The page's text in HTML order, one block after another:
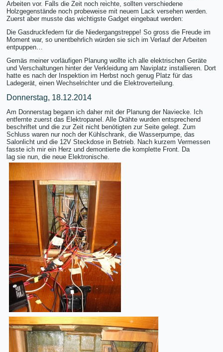
Arbeiten vor. Falls die Zeit noch reichte, sollten verschiedene
Holzgegenstände noch probeweise mit neuem Lack versehen werden.
Zuerst aber musste das wichtigste Gadget eingebaut werden:
Die Gasdruckfedern für die Niedergangstreppe! So gross die Freude im
Moment war, so unentbehrlich würden sie sich im Verlauf der Arbeiten
entpuppen…
Gemäs meiner vorläufigen Planung wollte ich alle elektrischen Geräte
und Verschaltungen hinter der Verkleidung am Naviplatz installieren. Dort
hatte es nach der Inspektion im Herbst noch genug Platz für das
Ladegerät, einen Wechselrichter und die Elektroverteilung.
Donnerstag, 18.12.2014
Am Donnerstag begann ich daher mit der Planung der Naviecke. Ich
entfernte zuerst das Elektropanel. Alle Drähte wurden entsprechend
beschriftet und die zur Zeit nicht benötigten zur Seite gelegt. Zum
Schluss waren nur noch der Kühlschrank, die Wasserpumpe, das
Salonlicht und die 12V Steckdose in Betrieb. Nach kurzem Vermessen
fasste ich mir ein Herz und demontierte die komplette Front. Da
lag sie nun, die neue Elektronische.